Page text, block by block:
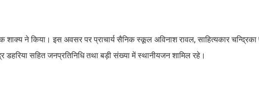
ने किया। इस अवसर पर प्राचार्य सैनिक स्कूल अविनाश रावल, साहित्यकार चन्द्रिका
डहरिया सहित जनप्रतिनिधि तथा बड़ी संख्या में स्थानीयजन शामिल रहे।